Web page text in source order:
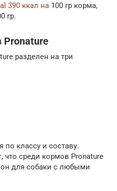
390 ккал на 100 гр корма,
гр.
Pronature
разделен на три
по классу и составу.
что среди кормов Pronature
для собаки с любыми